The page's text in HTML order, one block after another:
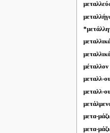
μέταλλον
μεταλλ-
μεταλλ-
μετα-
μετα-